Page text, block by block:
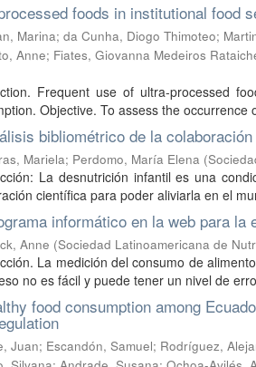
foods in institutional food
Marina; da Cunha, Diogo Thimoteo;
Anne; Fiates, Giovanna Medeiros
Frequent use of ultra-processed
Objective. To assess the
bibliométrico de la
Mariela; Perdomo, María Elena (
La desnutrición infantil es una
científica para poder aliviarla en el
informático en la web para
Anne (Sociedad Latinoamericana de
La medición del consumo de
no es fácil y puede tener un nivel de
food consumption among
Juan; Escandón, Samuel; Rodríguez,